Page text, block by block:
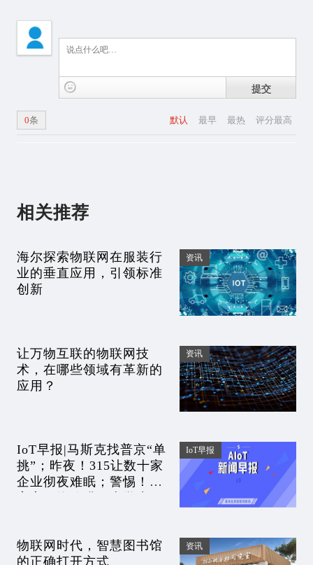
提交
默认 最早 最热 评分最高
0条
相关推荐
海尔探索物联网在服装行
业的垂直应用，引领标准
创新
资讯
让万物互联的物联网技
术，在哪些领域有革新的
应用？
资讯
IoT早报|马斯克找普京“单
挑”；昨夜！315让数十家
企业彻夜难眠；警惕！元
IoT早报
物联网时代，智慧图书馆
的正确打开方式
资讯